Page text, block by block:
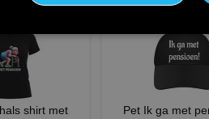
shirt met
Pet Ik ga met